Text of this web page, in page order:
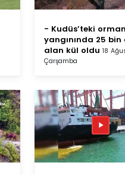
- Kudüs’teki orman
yangınında 25
alan kül oldu 18
Çarşamba